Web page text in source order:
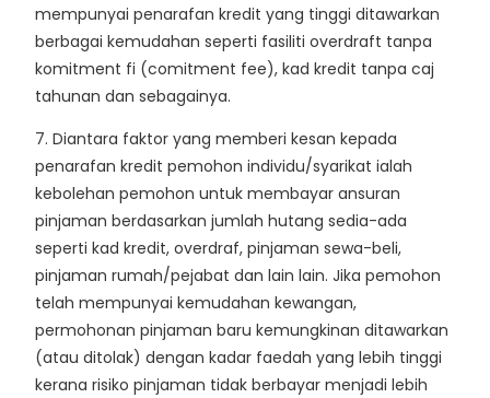
mempunyai penarafan kredit yang tinggi ditawarkan
berbagai kemudahan seperti fasiliti overdraft tanpa
komitment fi (comitment fee), kad kredit tanpa caj
tahunan dan sebagainya.
7. Diantara faktor yang memberi kesan kepada
penarafan kredit pemohon individu/syarikat ialah
kebolehan pemohon untuk membayar ansuran
pinjaman berdasarkan jumlah hutang sedia-ada
seperti kad kredit, overdraf, pinjaman sewa-beli,
pinjaman rumah/pejabat dan lain lain. Jika pemohon
telah mempunyai kemudahan kewangan,
permohonan pinjaman baru kemungkinan ditawarkan
(atau ditolak) dengan kadar faedah yang lebih tinggi
kerana risiko pinjaman tidak berbayar menjadi lebih